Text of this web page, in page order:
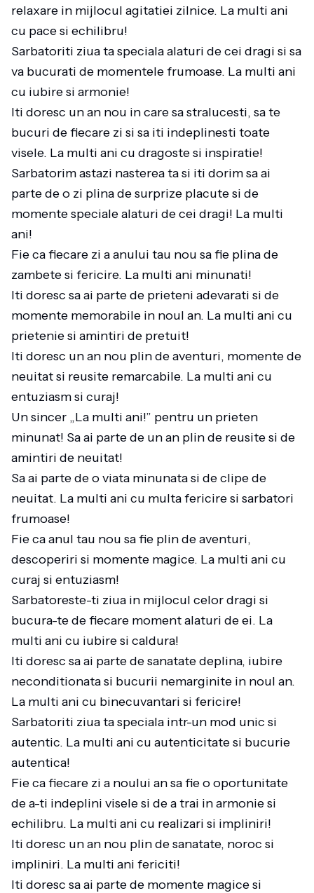
relaxare in mijlocul agitatiei zilnice. La multi ani
cu pace si echilibru!
Sarbatoriti ziua ta speciala alaturi de cei dragi si sa
va bucurati de momentele frumoase. La multi ani
cu iubire si armonie!
Iti doresc un an nou in care sa stralucesti, sa te
bucuri de fiecare zi si sa iti indeplinesti toate
visele. La multi ani cu dragoste si inspiratie!
Sarbatorim astazi nasterea ta si iti dorim sa ai
parte de o zi plina de surprize placute si de
momente speciale alaturi de cei dragi! La multi
ani!
Fie ca fiecare zi a anului tau nou sa fie plina de
zambete si fericire. La multi ani minunati!
Iti doresc sa ai parte de prieteni adevarati si de
momente memorabile in noul an. La multi ani cu
prietenie si amintiri de pretuit!
Iti doresc un an nou plin de aventuri, momente de
neuitat si reusite remarcabile. La multi ani cu
entuziasm si curaj!
Un sincer „La multi ani!” pentru un prieten
minunat! Sa ai parte de un an plin de reusite si de
amintiri de neuitat!
Sa ai parte de o viata minunata si de clipe de
neuitat. La multi ani cu multa fericire si sarbatori
frumoase!
Fie ca anul tau nou sa fie plin de aventuri,
descoperiri si momente magice. La multi ani cu
curaj si entuziasm!
Sarbatoreste-ti ziua in mijlocul celor dragi si
bucura-te de fiecare moment alaturi de ei. La
multi ani cu iubire si caldura!
Iti doresc sa ai parte de sanatate deplina, iubire
neconditionata si bucurii nemarginite in noul an.
La multi ani cu binecuvantari si fericire!
Sarbatoriti ziua ta speciala intr-un mod unic si
autentic. La multi ani cu autenticitate si bucurie
autentica!
Fie ca fiecare zi a noului an sa fie o oportunitate
de a-ti indeplini visele si de a trai in armonie si
echilibru. La multi ani cu realizari si impliniri!
Iti doresc un an nou plin de sanatate, noroc si
impliniri. La multi ani fericiti!
Iti doresc sa ai parte de momente magice si